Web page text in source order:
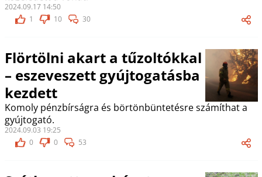
2024.09.17 14:50
1
10 30
Flörtölni akart a tűzoltókkal
– eszeveszett gyújtogatásba
kezdett
Komoly pénzbírságra és börtönbüntetésre számíthat a
gyújtogató.
2024.09.03 19:25
0
0 53